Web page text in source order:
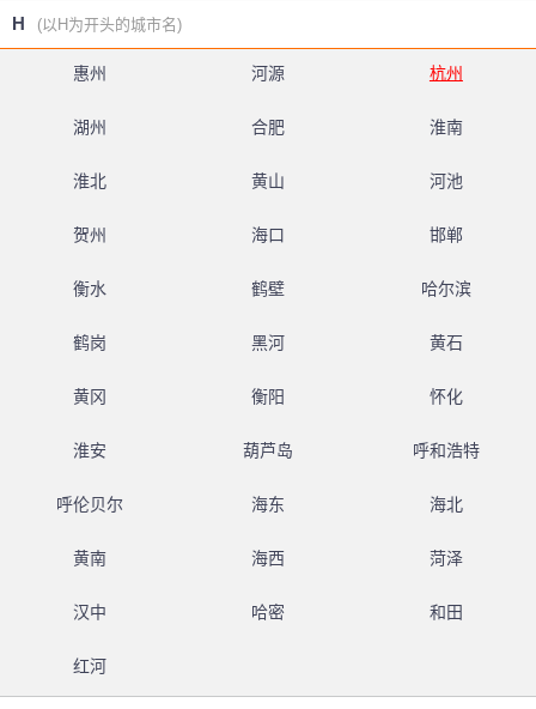
H (以H为开头的城市名)
惠州 河源 杭州
湖州 合肥 淮南
淮北 黄山 河池
贺州 海口 邯郸
衡水 鹤壁 哈尔滨
鹤岗 黑河 黄石
黄冈 衡阳 怀化
淮安 葫芦岛 呼和浩特
呼伦贝尔 海东 海北
黄南 海西 菏泽
汉中 哈密 和田
红河